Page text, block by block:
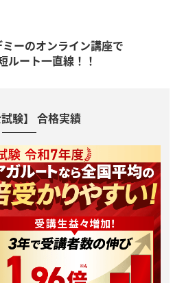
ーのオンライン講座で
ルート一直線！！
試験】 合格実績